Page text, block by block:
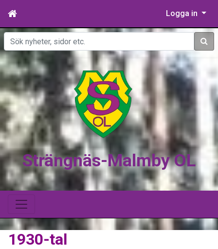
Logga in
Sök
Strängnäs-Malmby OL
1930-tal